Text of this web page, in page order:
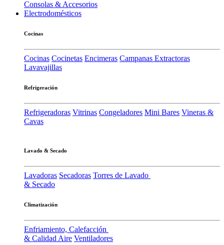
Consolas & Accesorios
Electrodomésticos
Cocinas
Cocinas Cocinetas Encimeras Campanas Extractoras
Lavavajillas
Refrigeración
Refrigeradoras Vitrinas Congeladores Mini Bares Vineras &
Cavas
Lavado & Secado
Lavadoras Secadoras Torres de Lavado
& Secado
Climatización
Enfriamiento, Calefacción
& Calidad Aire Ventiladores